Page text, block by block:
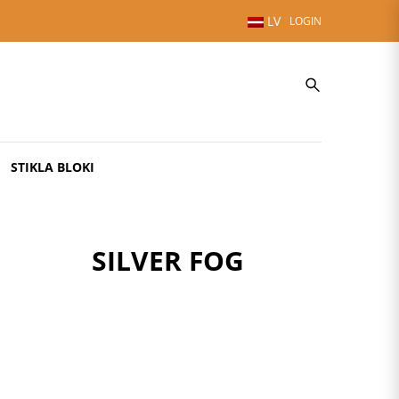
LOGIN
LV
STIKLA BLOKI
SILVER FOG